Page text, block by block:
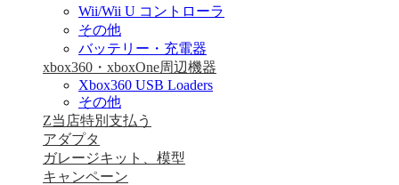
Wii/Wii U コントローラ
その他
バッテリー・充電器
xbox360・xboxOne周辺機器
Xbox360 USB Loaders
その他
Z当店特別支払う
アダプタ
ガレージキット、模型
キャンペーン